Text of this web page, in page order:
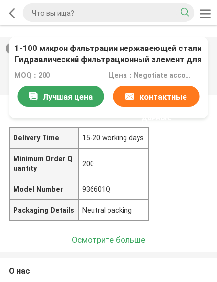
/0
1-100 микрон фильтрации нержавеющей стали
Гидравлический фильтрационный элемент для
тяжелой фильтрации
MOQ：200 Цена：Negotiate according to quantity
Лучшая цена контактные
Характер продукции
Delivery Time 15-20 working days
Minimum Order Q
uantity
200
Model Number 936601Q
Packaging Details Neutral packing
Осмотрите больше
О нас